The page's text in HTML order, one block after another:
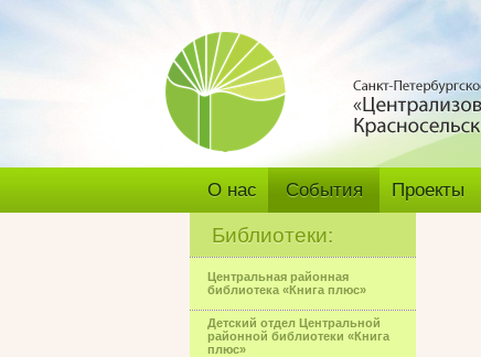
О нас События Проекты
Библиотеки:
Центральная районная
библиотека «Книга плюс»
Детский отдел Центральной
районной библиотеки «Книга
плюс»